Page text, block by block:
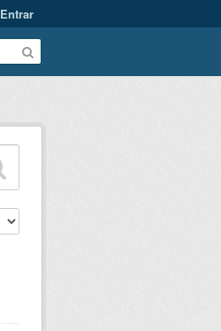
Entrar